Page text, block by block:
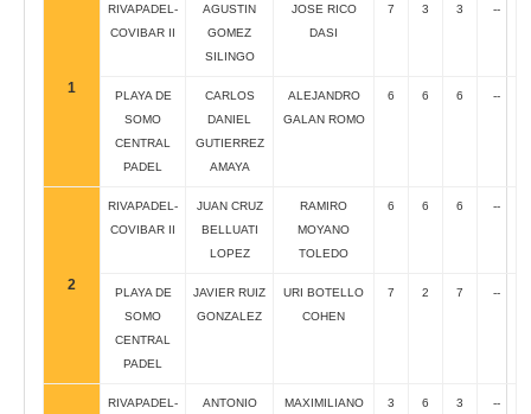
1
RIVAPADEL-
COVIBAR II
AGUSTIN
GOMEZ
SILINGO
JOSE RICO
DASI
7 3 3 --
PLAYA DE
SOMO
CENTRAL
PADEL
CARLOS
DANIEL
GUTIERREZ
AMAYA
ALEJANDRO
GALAN ROMO
6 6 6 --
2
RIVAPADEL-
COVIBAR II
JUAN CRUZ
BELLUATI
LOPEZ
RAMIRO
MOYANO
TOLEDO
6 6 6 --
PLAYA DE
SOMO
CENTRAL
PADEL
JAVIER RUIZ
GONZALEZ
URI BOTELLO
COHEN
7 2 7 --
RIVAPADEL-
ANTONIO
MAXIMILIANO
3 6 3 --